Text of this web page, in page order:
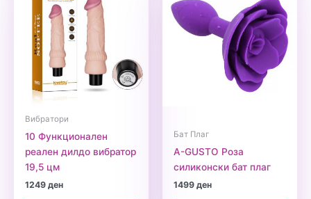
Вибратори
10 Функционален
реален дилдо вибратор
19,5 цм
1249ден
Бат Плаг
A-GUSTO Роза
силиконски бат плаг
1499ден